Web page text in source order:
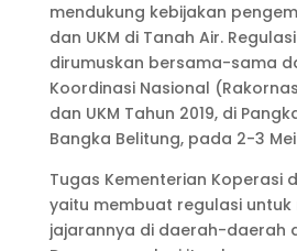
mendukung kebijakan
dan UKM di Tanah Air.
dirumuskan bersama-sama
Koordinasi Nasional
dan UKM Tahun 2019, di
Bangka Belitung, pada 2-3 Mei
Tugas Kementerian Koperasi
yaitu membuat regulasi untuk
jajarannya di daerah-daerah